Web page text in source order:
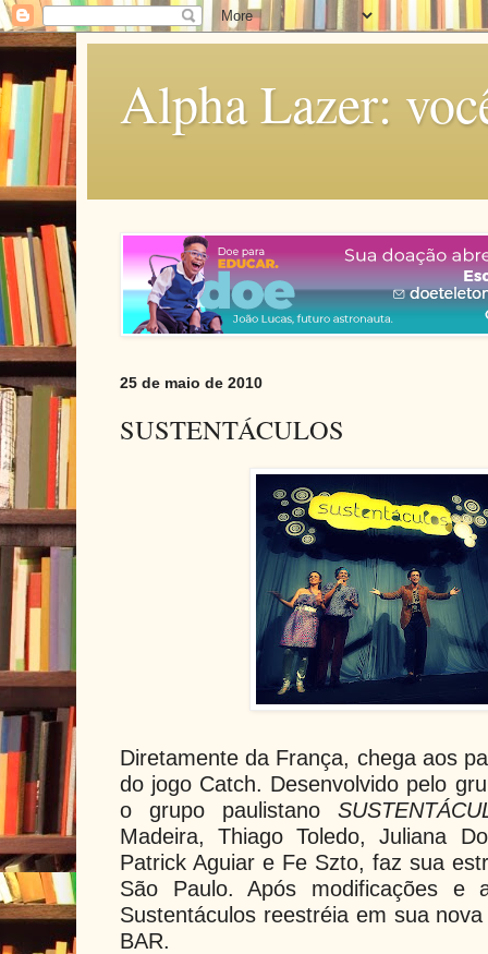
Alpha Lazer:
25 de maio de 2010
SUSTENTÁCULOS
Diretamente da França, chega aos
do jogo Catch. Desenvolvido pelo
o grupo paulistano
Madeira, Thiago Toledo, Juliana
Patrick Aguiar e Fe Szto, faz sua
São Paulo. Após modificações e
Sustentáculos reestréia em sua
BAR.